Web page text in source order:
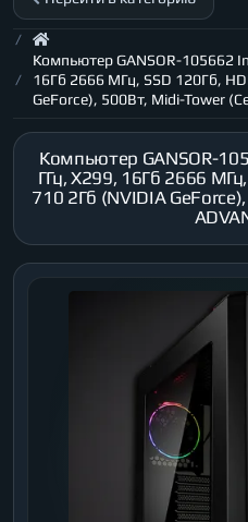
Компьютер GANSOR-105662
16Гб 2666 МГц, SSD 120Гб,
GeForce), 500Вт, Midi-Tower
Компьютер GANSOR-
ГГц, X299, 16Гб 2666
710 2Гб (NVIDIA